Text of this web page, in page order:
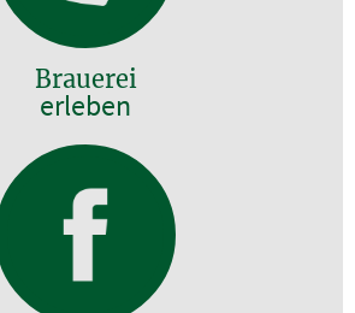
Brauerei
erleben